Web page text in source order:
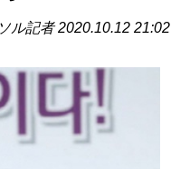
ル記者 2020.10.12 21:02